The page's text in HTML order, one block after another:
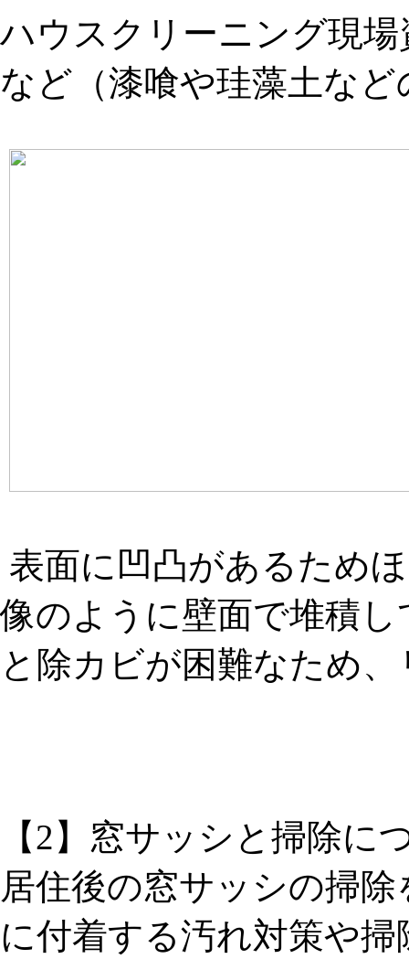
ハウスクリーニング現
など（漆喰や珪藻土など
表面に凹凸があるため
像のように壁面で堆積
と除カビが困難なため
【2】窓サッシと掃除に
居住後の窓サッシの掃
に付着する汚れ対策や